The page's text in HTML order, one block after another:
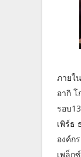
ภายใ
อากิ
รอบ
เพิร์ธ
องค์ก
เพล็ก